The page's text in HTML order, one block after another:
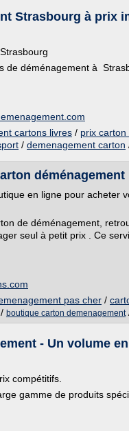
Strasbourg à prix
de déménagement à
cartons livres / prix
/ demenagement carton
déménagement
en ligne pour acheter
de déménagement,
seul à petit prix . Ce
pas cher /
/ boutique carton demenagement
- Un volume
compétitifs.
gamme de produits